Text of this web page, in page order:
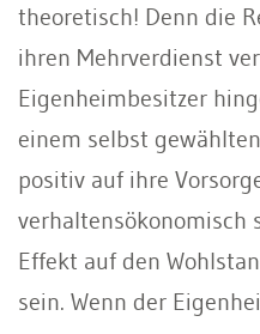
theoretisch! Denn die
ihren Mehrverdienst
Eigenheimbesitzer
einem selbst
positiv auf ihre
verhaltensökonomisch
Effekt auf den
sein. Wenn der